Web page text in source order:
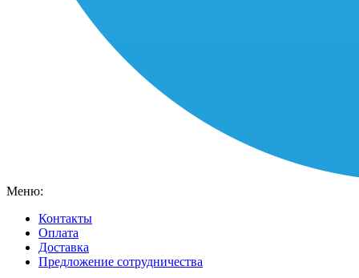
Меню:
Контакты
Оплата
Доставка
Предложение сотрудничества